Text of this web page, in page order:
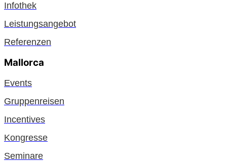
Infothek
Leistungsangebot
Referenzen
Mallorca
Events
Gruppenreisen
Incentives
Kongresse
Seminare